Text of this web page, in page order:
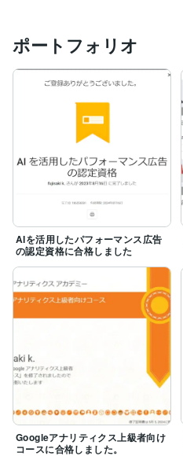
・入稿業務
・成果設定(CV及びイベント)
・Google Tag Manager(ブ
・Google Tag Manager(サー
・Metaコンバージョン
・Metaコンバージョン
・Google広告の拡張コンバー
・Meta広告の手動詳細マッ
・Google広告のITP対応
・Google Analytics(GA4)の
「運用施策」
・日次、週次、月次レポート
・広告表示オプション設定
・コールトラッキング
・リマーケティング
・Google Analytics設定
・サーチコンソール設定
宜しくお願い致します！
ポートフォリオ
AIを活用したパフォーマンス広告
の認定資格に合格しました
Googleアナリティクス上級者向け
コースに合格しました。